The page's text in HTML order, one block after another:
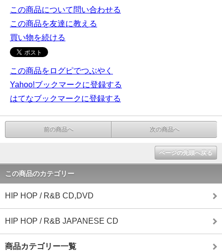
この商品について問い合わせる
この商品を友達に教える
買い物を続ける
この商品をログピでつぶやく
Yahoo!ブックマークに登録する
はてなブックマークに登録する
前の商品へ 次の商品へ
ページの先頭へ戻る
この商品のカテゴリー
HIP HOP / R&B CD,DVD
HIP HOP / R&B JAPANESE CD
商品カテゴリー一覧